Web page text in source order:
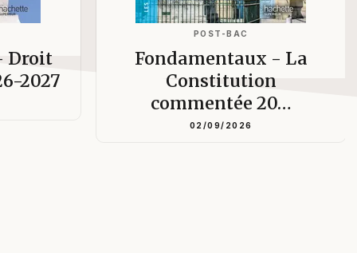
Droit
2027
POST-BAC
Fondamentaux - La
Constitution
commentée 20…
02/09/2026